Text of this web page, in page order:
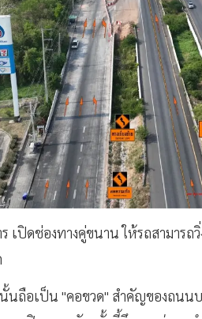
เปิดช่องทางคู่ขนาน ให้รถสามารถ
นถือเป็น "คอขวด" สำคัญของถนน